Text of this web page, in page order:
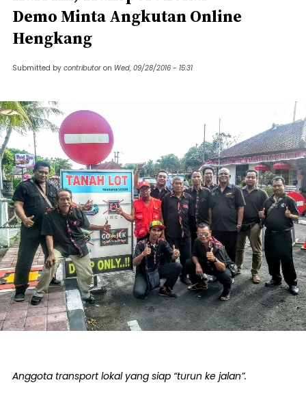
Demo Minta Angkutan Online
Hengkang
Submitted by contributor on Wed, 09/28/2016 - 15:31
Anggota transport lokal yang siap “turun ke jalan”.